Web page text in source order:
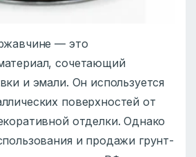
— это
сочетающий
и эмали. Он используется
поверхностей от
отделки. Однако
и продажи грунт-